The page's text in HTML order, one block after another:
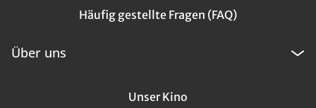
Häufig gestellte Fragen (FAQ)
Über uns
Unser Kino